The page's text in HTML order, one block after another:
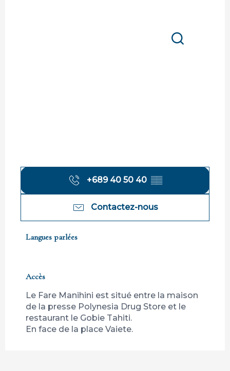
+689 40 50 40 ▒▒
Contactez-nous
Langues parlées
Langues parlées
Accès
Accès
Le Fare Manihini est situé entre la maison
de la presse Polynesia Drug Store et le
restaurant le Gobie Tahiti.
En face de la place Vaiete.